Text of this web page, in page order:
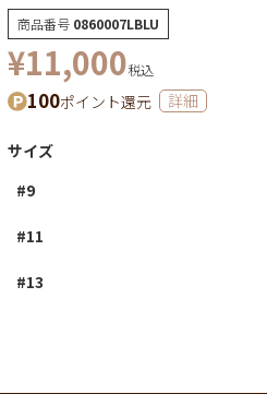
商品番号 0860007LBLU
¥11,000税込
100ポイント還元 詳細
サイズ
#9
#11
#13